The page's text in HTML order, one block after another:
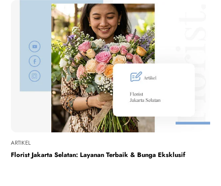
ARTIKEL
Florist Jakarta Selatan: Layanan Terbaik & Bunga Eksklusif